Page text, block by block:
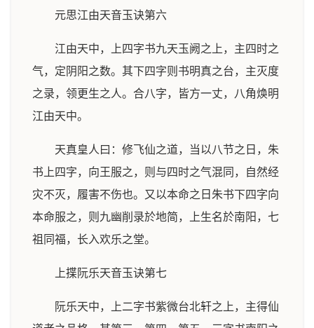
元思江由天音玉诀第六
江由天中，上四字书九天玉阙之上，主四时之
气，定阴阳之数。其下四字则书明真之台，主灭度
之录，领更生之人。合八字，皆方一丈，八角焕明
江由天中。
天真皇人曰：修飞仙之道，当以八节之日，朱
书上四字，向王服之，则与四时之气混同，自然经
灾不灭，履害不伤也。又以本命之日朱书下四字向
本命服之，则九幽削录於地简，上生名於南阳，七
祖同福，长入欢乐之堂。
上揲阮乐天音玉诀第七
阮乐天中，上二字书紫微台北轩之上，主得仙